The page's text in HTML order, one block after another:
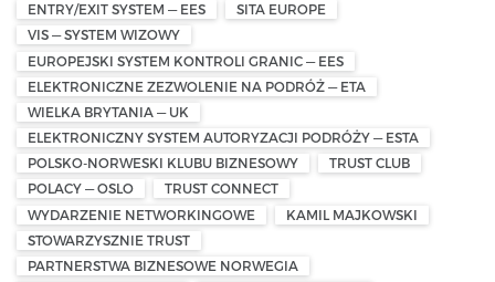
ENTRY/EXIT SYSTEM — EES
SITA EUROPE
VIS — SYSTEM WIZOWY
EUROPEJSKI SYSTEM KONTROLI GRANIC — EES
ELEKTRONICZNE ZEZWOLENIE NA PODRÓŻ — ETA
WIELKA BRYTANIA — UK
ELEKTRONICZNY SYSTEM AUTORYZACJI PODRÓŻY — ESTA
POLSKO-NORWESKI KLUBU BIZNESOWY
TRUST CLUB
POLACY — OSLO
TRUST CONNECT
WYDARZENIE NETWORKINGOWE
KAMIL MAJKOWSKI
STOWARZYSZNIE TRUST
PARTNERSTWA BIZNESOWE NORWEGIA